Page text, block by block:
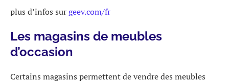
plus d’infos surgeev.com/fr
Les magasins de meubles
d’occasion
Certains magasins permettent de vendre des meubles